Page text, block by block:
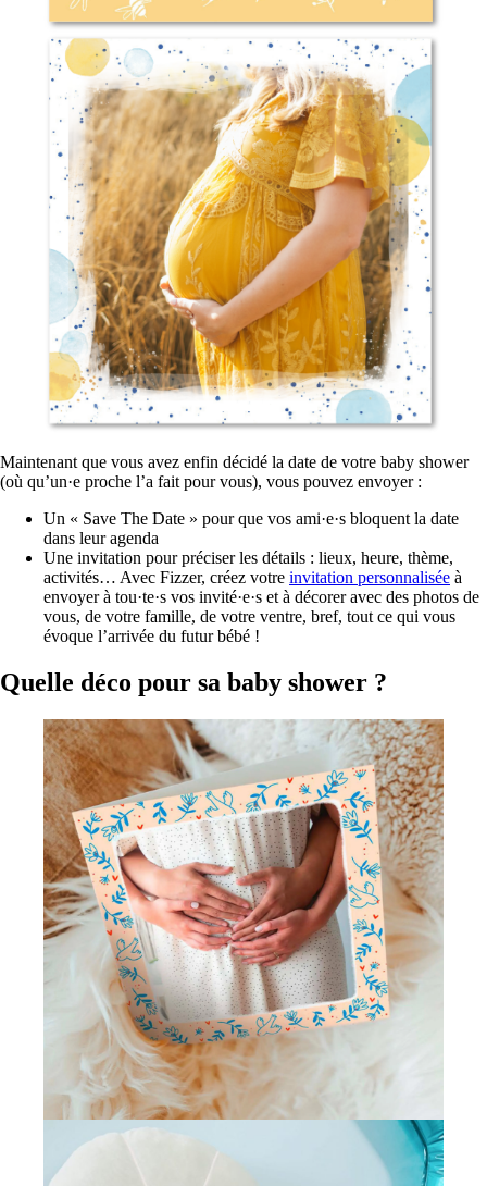
Maintenant que vous avez enfin décidé la date de votre baby shower
(où qu’un·e proche l’a fait pour vous), vous pouvez envoyer :
Un « Save The Date » pour que vos ami·e·s bloquent la date
dans leur agenda
Une invitation pour préciser les détails : lieux, heure, thème,
activités… Avec Fizzer, créez votre invitation personnalisée à
envoyer à tou·te·s vos invité·e·s et à décorer avec des photos de
vous, de votre famille, de votre ventre, bref, tout ce qui vous
évoque l’arrivée du futur bébé !
Quelle déco pour sa baby shower ?